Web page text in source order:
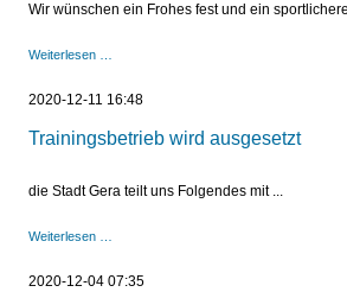
Wir wünschen ein Frohes fest und ein
Weiterlesen …
2020-12-11 16:48
Trainingsbetrieb wird ausgesetzt
die Stadt Gera teilt uns Folgendes mit ...
Weiterlesen …
2020-12-04 07:35